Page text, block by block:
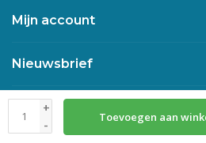
+
-
Toevoegen aan
Mijn account
Nieuwsbrief
© Copyright 2026 Crosspoint